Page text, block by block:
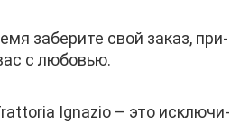
за­бе­ри­те свой за­каз, при­
с лю­бо­вью.
Ignazio – это ис­клю­чи­